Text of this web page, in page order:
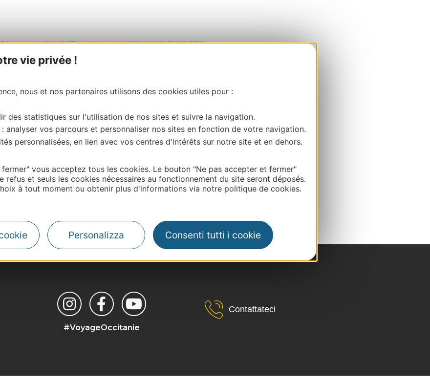
vie privée !
nous et nos partenaires utilisons des cookies utiles pour :
des statistiques sur l'utilisation de nos sites et suivre la navigation.
analyser vos parcours et personnaliser nos sites en fonction de votre navigation.
personnalisées, en lien avec vos centres d'intérêts sur notre site et en dehors.
vous acceptez tous les cookies. Le bouton "Ne pas accepter et fermer"
refus et seuls les cookies nécessaires au fonctionnement du site seront déposés.
à tout moment ou obtenir plus d'informations via notre politique de cookies.
Personalizza Consenti tutti i cookie
Leaflet| Map data © OpenStreetMap contributors
#VoyageOccitanie
Contattateci